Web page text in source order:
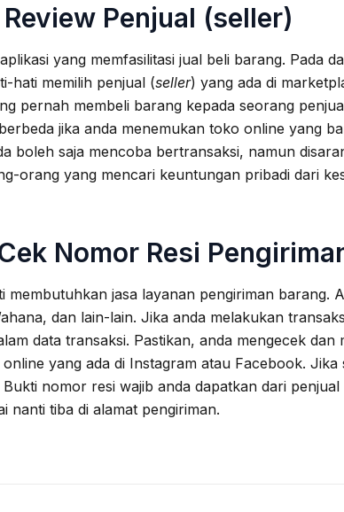
Penjual (seller)
yang memfasilitasi jual beli barang. Pada
hati memilih penjual (seller) yang ada di
pernah membeli barang kepada seorang
jika anda menemukan toko online yang
boleh saja mencoba bertransaksi, namun
orang yang mencari keuntungan pribadi dari
Nomor Resi
membutuhkan jasa layanan pengiriman
dan lain-lain. Jika anda melakukan
data transaksi. Pastikan, anda mengecek
yang ada di Instagram atau Facebook. Jika
nomor resi wajib anda dapatkan dari
nanti tiba di alamat pengiriman.